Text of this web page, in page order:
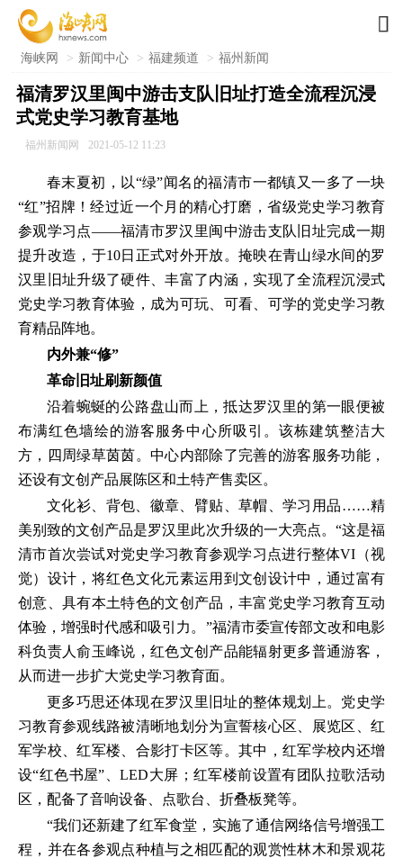

海峡网 > 新闻中心 > 福建频道 > 福州新闻
福清罗汉里闽中游击支队旧址打造全流程沉浸
式党史学习教育基地
福州新闻网 2021-05-12 11:23
春末夏初，以“绿”闻名的福清市一都镇又一多了一块
“红”招牌！经过近一个月的精心打磨，省级党史学习教育
参观学习点——福清市罗汉里闽中游击支队旧址完成一期
提升改造，于10日正式对外开放。掩映在青山绿水间的罗
汉里旧址升级了硬件、丰富了内涵，实现了全流程沉浸式
党史学习教育体验，成为可玩、可看、可学的党史学习教
育精品阵地。
内外兼“修”
革命旧址刷新颜值
沿着蜿蜒的公路盘山而上，抵达罗汉里的第一眼便被
布满红色墙绘的游客服务中心所吸引。该栋建筑整洁大
方，四周绿草茵茵。中心内部除了完善的游客服务功能，
还设有文创产品展陈区和土特产售卖区。
文化衫、背包、徽章、臂贴、草帽、学习用品……精
美别致的文创产品是罗汉里此次升级的一大亮点。“这是福
清市首次尝试对党史学习教育参观学习点进行整体VI（视
觉）设计，将红色文化元素运用到文创设计中，通过富有
创意、具有本土特色的文创产品，丰富党史学习教育互动
体验，增强时代感和吸引力。”福清市委宣传部文改和电影
科负责人俞玉峰说，红色文创产品能辐射更多普通游客，
从而进一步扩大党史学习教育面。
更多巧思还体现在罗汉里旧址的整体规划上。党史学
习教育参观线路被清晰地划分为宣誓核心区、展览区、红
军学校、红军楼、合影打卡区等。其中，红军学校内还增
设“红色书屋”、LED大屏；红军楼前设置有团队拉歌活动
区，配备了音响设备、点歌台、折叠板凳等。
“我们还新建了红军食堂，实施了通信网络信号增强工
程，并在各参观点种植与之相匹配的观赏性林木和景观花